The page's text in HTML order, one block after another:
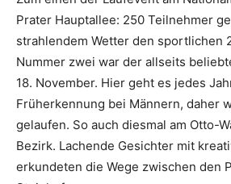
Prater Hauptallee: 250 Teilnehmer
strahlendem Wetter den sportlichen
Nummer zwei war der allseits
18. November. Hier geht es jedes
Früherkennung bei Männern, daher
gelaufen. So auch diesmal am Otto-
Bezirk. Lachende Gesichter mit
erkundeten die Wege zwischen den